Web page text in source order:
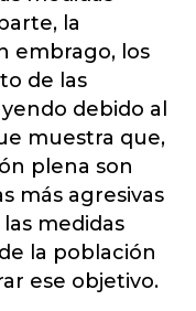
la
embrago, los
de las
debido al
muestra que,
plena son
más agresivas
medidas
la población
ese objetivo.